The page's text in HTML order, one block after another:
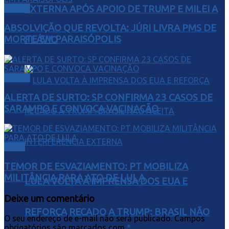
EXTERNA APÓS APOIO DE TRUMP E MILEI A
FLÁVIO
LULA VOLTA À IMPRENSA DOS EUA E
REFORÇA RECADO A TRUMP: BRASIL NÃO
ABSOLVIÇÃO QUE REVOLTA: JÚRI LIVRA PMS DE
MORTE EM PARAISÓPOLIS
ALERTA DE SURTO: SP CONFIRMA 23 CASOS DE
SARAMPO E CONVOCA VACINAÇÃO
TEMOR DE ESVAZIAMENTO: PT MOBILIZA
MILITÂNCIA PARA ATO DE LULA
Deixe um comentário
O seu endereço de e-mail não será publicado. Campos